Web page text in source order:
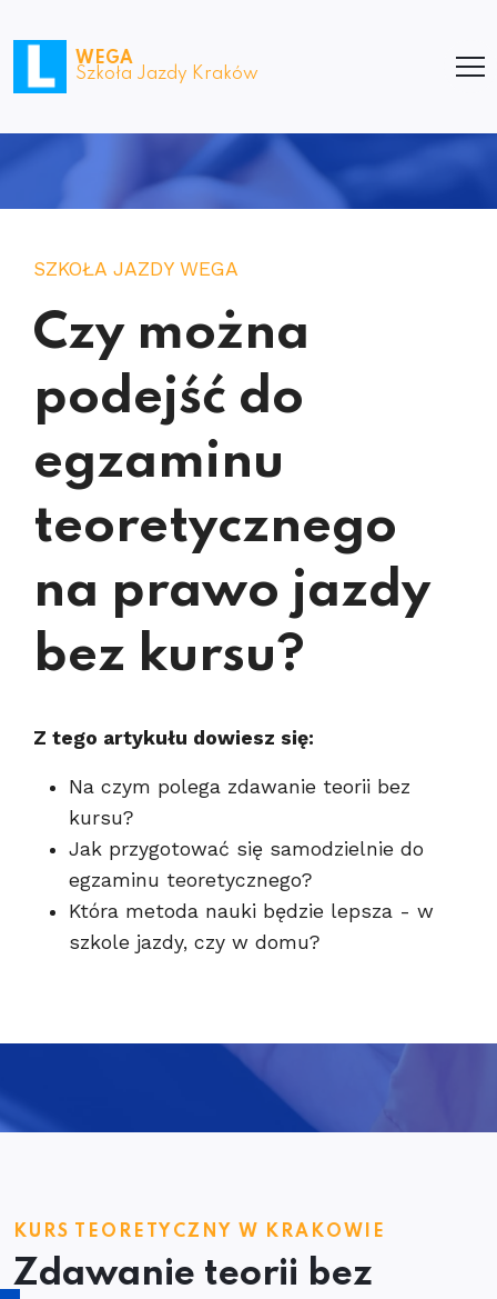
WEGA
Szkoła Jazdy Kraków
SZKOŁA JAZDY WEGA
Czy można
podejść do
egzaminu
teoretycznego
na prawo jazdy
bez kursu?
Z tego artykułu dowiesz się:
Na czym polega zdawanie teorii bez
kursu?
Jak przygotować się samodzielnie do
egzaminu teoretycznego?
Która metoda nauki będzie lepsza - w
szkole jazdy, czy w domu?
KURS TEORETYCZNY W KRAKOWIE
Zdawanie teorii bez